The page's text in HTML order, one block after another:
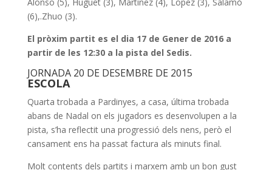
(6),.Zhuo (3).
El pròxim partit es el dia 17 de Gener de 2016 a
partir de les 12:30 a la pista del Sedis.
JORNADA 20 DE DESEMBRE DE 2015
ESCOLA
Quarta trobada a Pardinyes, a casa, última trobada
abans de Nadal on els jugadors es desenvolupen a la
pista, s’ha reflectit una progressió dels nens, però el
cansament ens ha passat factura als minuts final.
Molt contents dels partits i marxem amb un bon gust